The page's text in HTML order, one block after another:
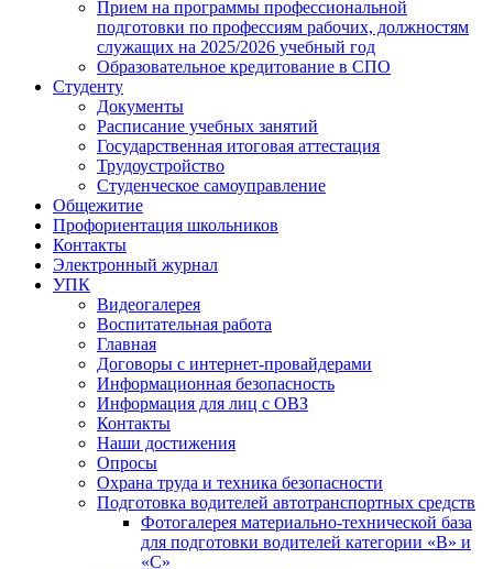
Прием на программы профессиональной
подготовки по профессиям рабочих, должностям
служащих на 2025/2026 учебный год
Образовательное кредитование в СПО
Студенту
Документы
Расписание учебных занятий
Государственная итоговая аттестация
Трудоустройство
Студенческое самоуправление
Общежитие
Профориентация школьников
Контакты
Электронный журнал
УПК
Видеогалерея
Воспитательная работа
Главная
Договоры с интернет-провайдерами
Информационная безопасность
Информация для лиц с ОВЗ
Контакты
Наши достижения
Опросы
Охрана труда и техника безопасности
Подготовка водителей автотранспортных средств
Фотогалерея материально-технической база
для подготовки водителей категории «В» и
«С»